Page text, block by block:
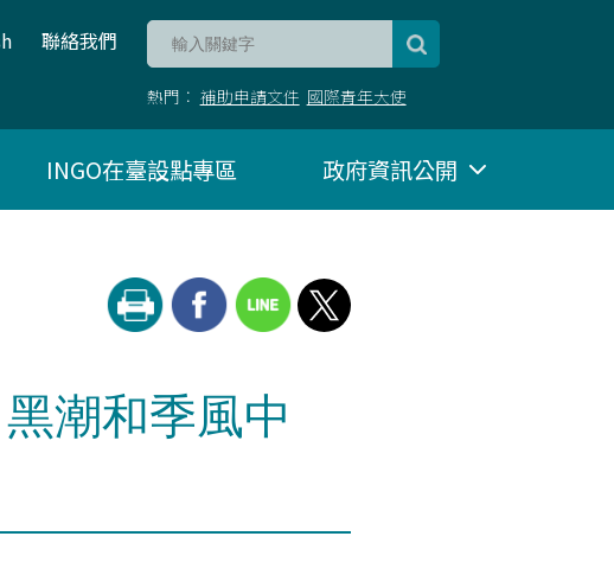
聯絡我們
熱門： 補助申請文件 國際青年大使
INGO在臺設點專區 政府資訊公開
潮和季風中